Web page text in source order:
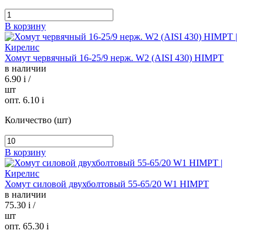
В корзину
Хомут червячный 16-25/9 нерж. W2 (AISI 430) HIMPT
в наличии
6.90 i /
шт
опт. 6.10 i
Количество (шт)
В корзину
Хомут силовой двухболтовый 55-65/20 W1 HIMPT
в наличии
75.30 i /
шт
опт. 65.30 i